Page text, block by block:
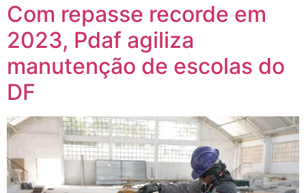
Com repasse recorde em
2023, Pdaf agiliza
manutenção de escolas do
DF